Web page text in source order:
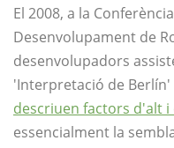
El 2008, a la
Desenvolupament de
desenvolupadors
'Interpretació de
descriuen factors d'alt i
essencialment la